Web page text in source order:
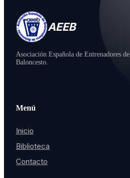
AEEB
Asociación Española de Entrenadores de
Baloncesto.
Menú
Inicio
Biblioteca
Contacto